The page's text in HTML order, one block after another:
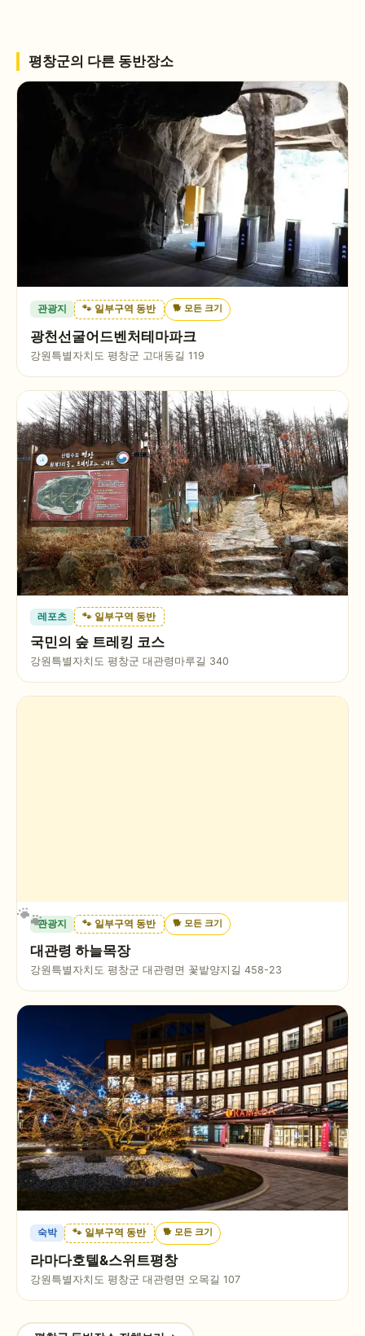
평창군의 다른 동반장소
관광지 🐾 일부구역 동반 🐕 모든 크기
광천선굴어드벤처테마파크
강원특별자치도 평창군 고대동길 119
레포츠 🐾 일부구역 동반
국민의 숲 트레킹 코스
강원특별자치도 평창군 대관령마루길 340
관광지 🐾 일부구역 동반 🐕 모든 크기
대관령 하늘목장
강원특별자치도 평창군 대관령면 꽃밭양지길 458-23
숙박 🐾 일부구역 동반 🐕 모든 크기
라마다호텔&스위트평창
강원특별자치도 평창군 대관령면 오목길 107